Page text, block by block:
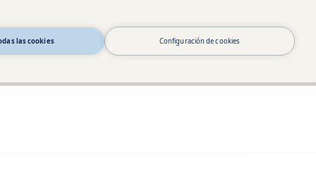
las cookies Configuración de cookies